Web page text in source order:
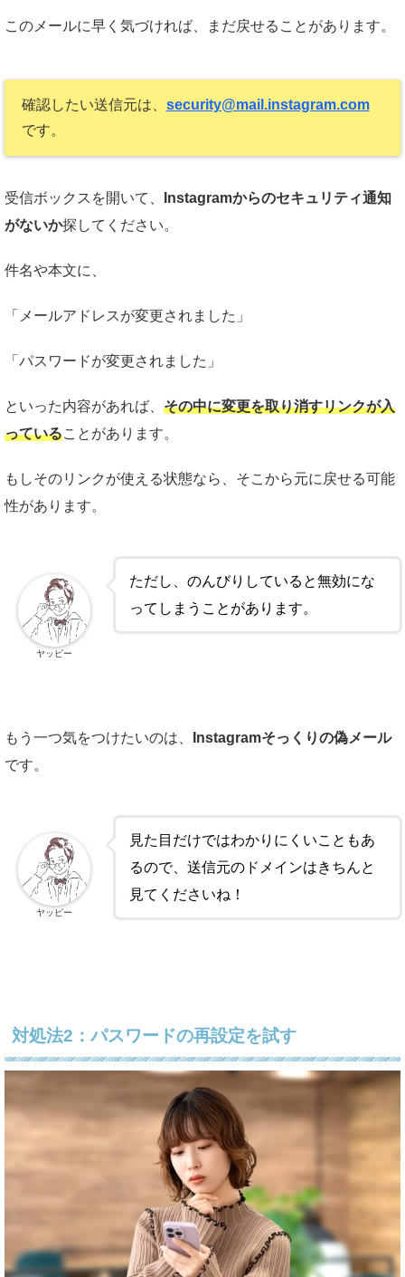
このメールに早く気づければ、まだ戻せることがあります。
確認したい送信元は、 security@mail.instagram.com
です。
受信ボックスを開いて、
Instagramからのセキュリティ通知
がないか探してください。
件名や本文に、
「メールアドレスが変更されました」
「パスワードが変更されました」
といった内容があれば、 その中に変更を取り消すリンクが入
っていることがあります。
もしそのリンクが使える状態なら、そこから元に戻せる可能
性があります。
ただし、のんびりしていると無効にな
ってしまうことがあります。
ヤッピー
もう一つ気をつけたいのは、
Instagramそっくりの偽メール
です。
見た目だけではわかりにくいこともあ
るので、送信元のドメインはきちんと
見てくださいね！
ヤッピー
対処法2：パスワードの再設定を試す